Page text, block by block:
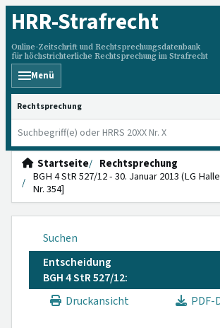
HRR-Strafrecht
Online-Zeitschrift und Rechtsprechungsdatenbank
für höchstrichterliche Rechtsprechung im Strafrecht
Menü
HRRS durchsuchen
Startseite
Rechtsprechung
BGH 4 StR 527/12 - 30. Januar 2013 (LG
Nr. 354]
Suchen
Entscheidung
BGH 4 StR 527/12:
Druckansicht
PDF-